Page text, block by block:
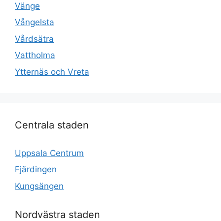
Vänge
Vångelsta
Vårdsätra
Vattholma
Ytternäs och Vreta
Centrala staden
Uppsala Centrum
Fjärdingen
Kungsängen
Nordvästra staden